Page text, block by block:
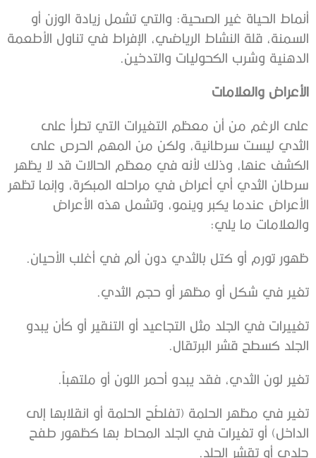
أنماط الحياة غير الصحية: والتي تشمل زيادة الوزن أو
السمنة، قلة النشاط الرياضي، الإفراط في تناول الأطعمة
الدهنية وشرب الكحوليات والتدخين.
الأعراض والعلامات
على الرغم من أن معظم التغيرات التي تطرأ على
الثدي ليست سرطانية، ولكن من المهم الحرص على
الكشف عنها، وذلك لأنه في معظم الحالات قد لا يظهر
سرطان الثدي أي أعراض في مراحله المبكرة، وإنما تظهر
الأعراض عندما يكبر وينمو، وتشمل هذه الأعراض
والعلامات ما يلي:
ظهور تورم أو كتل بالثدي دون ألم في أغلب الأحيان.
تغير في شكل أو مظهر أو حجم الثدي.
تغييرات في الجلد مثل التجاعيد أو التنقير أو كأن يبدو
الجلد كسطح قشر البرتقال.
تغير لون الثدي، فقد يبدو أحمر اللون أو ملتهباً.
تغير في مظهر الحلمة (تفلطُح الحلمة أو انقلابها إلى
الداخل) أو تغيرات في الجلد المحاط بها كظهور طفح
جلدي أو تقشر الجلد.